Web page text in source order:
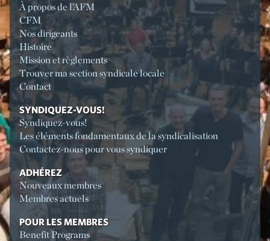
À propos de l’AFM
CFM
Nos dirigeants
Histoire
Mission et règlements
Trouver ma section syndicale locale
Contact
SYNDIQUEZ-VOUS!
Syndiquez-vous!
Les éléments fondamentaux de la syndicalisation
Contactez-nous pour vous syndiquer
ADHÉREZ
Nouveaux membres
Membres actuels
POUR LES MEMBRES
Benefit Programs